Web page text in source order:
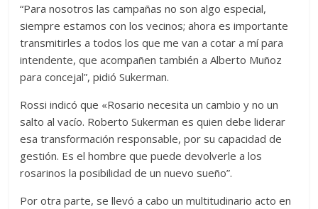
“Para nosotros las campañas no son algo especial,
siempre estamos con los vecinos; ahora es importante
transmitirles a todos los que me van a cotar a mí para
intendente, que acompañen también a Alberto Muñoz
para concejal”, pidió Sukerman.
Rossi indicó que «Rosario necesita un cambio y no un
salto al vacío. Roberto Sukerman es quien debe liderar
esa transformación responsable, por su capacidad de
gestión. Es el hombre que puede devolverle a los
rosarinos la posibilidad de un nuevo sueño”.
Por otra parte, se llevó a cabo un multitudinario acto en